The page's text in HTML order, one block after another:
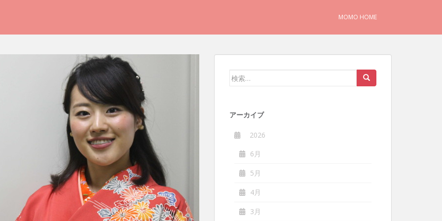
MOMO HOME
検
アーカイブ
2026
6月
5月
4月
3月